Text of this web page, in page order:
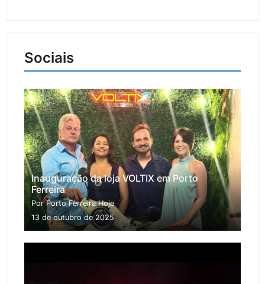
Sociais
Inauguração da loja VOLTIX em Porto
Ferreira
Por Porto Ferreira Hoje
13 de outubro de 2025